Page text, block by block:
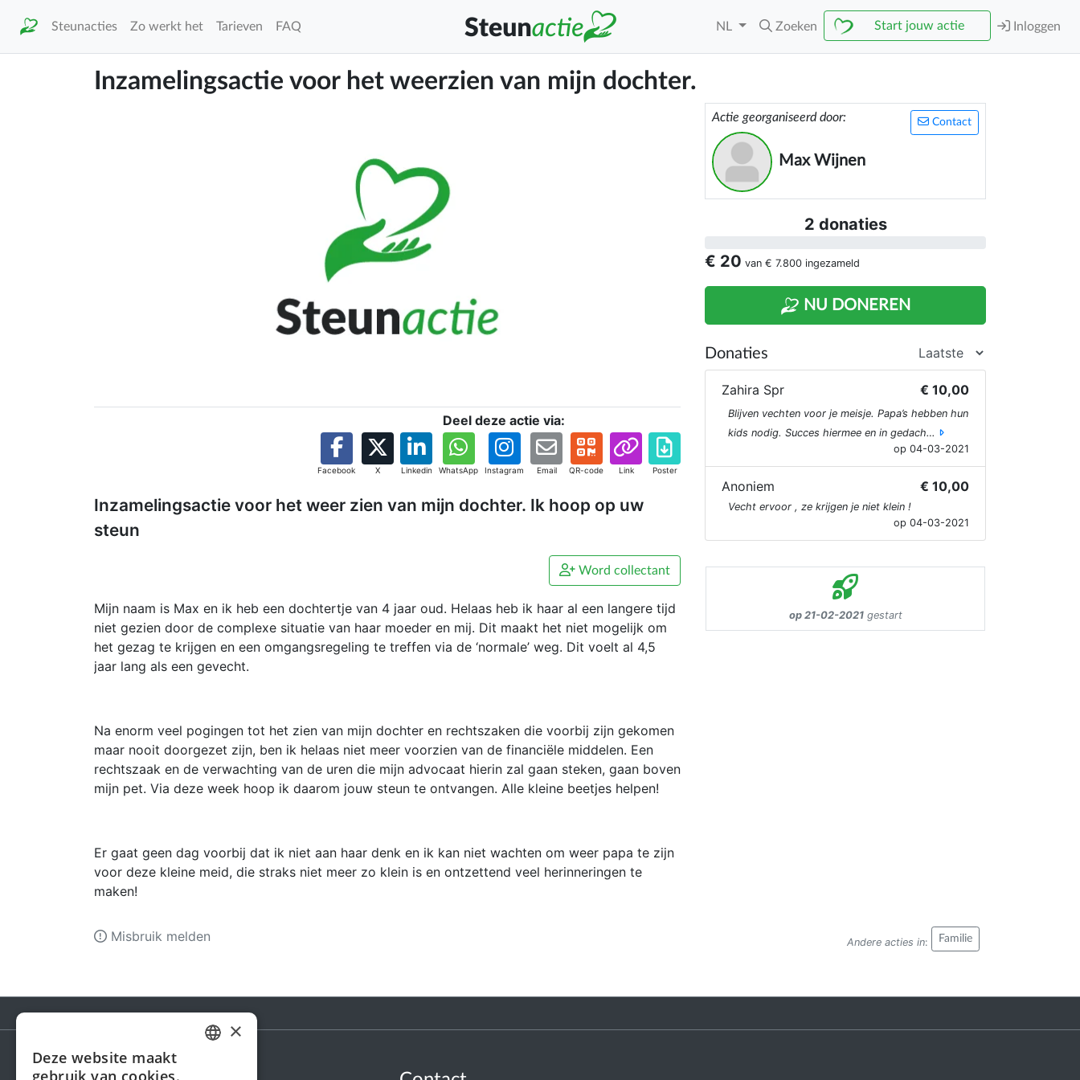
Steunacties Zo werkt het Tarieven FAQ NL Zoeken Start jouw actie Inloggen
Inzamelingsactie voor het weerzien van mijn dochter.
Deel deze actie via:
Facebook X Linkedin WhatsApp Instagram Email QR-code Link Poster
Inzamelingsactie voor het weer zien van mijn dochter. Ik hoop op uw
steun
Word collectant
Mijn naam is Max en ik heb een dochtertje van 4 jaar oud. Helaas heb ik haar al een langere tijd
niet gezien door de complexe situatie van haar moeder en mij. Dit maakt het niet mogelijk om
het gezag te krijgen en een omgangsregeling te treffen via de ‘normale’ weg. Dit voelt al 4,5
jaar lang als een gevecht.
Na enorm veel pogingen tot het zien van mijn dochter en rechtszaken die voorbij zijn gekomen
maar nooit doorgezet zijn, ben ik helaas niet meer voorzien van de financiële middelen. Een
rechtszaak en de verwachting van de uren die mijn advocaat hierin zal gaan steken, gaan boven
mijn pet. Via deze week hoop ik daarom jouw steun te ontvangen. Alle kleine beetjes helpen!
Er gaat geen dag voorbij dat ik niet aan haar denk en ik kan niet wachten om weer papa te zijn
voor deze kleine meid, die straks niet meer zo klein is en ontzettend veel herinneringen te
maken!
Contact
Actie georganiseerd door:
Max Wijnen
2 donaties
€ 20 van € 7.800 ingezameld
NU DONEREN
Donaties
Zahira Spr € 10,00
Blijven vechten voor je meisje. Papa’s hebben hun
kids nodig. Succes hiermee en in gedach…
op 04-03-2021
Anoniem € 10,00
Vecht ervoor , ze krijgen je niet klein !
op 04-03-2021
op 21-02-2021gestart
Andere acties in: Familie
Misbruik melden
×
Deze website maakt
gebruik van cookies.